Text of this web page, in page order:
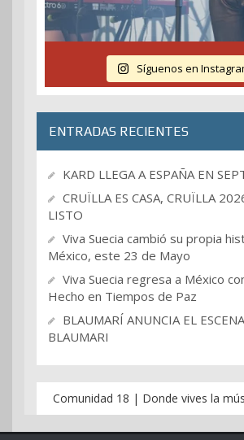
Síguenos en
ENTRADAS RECIENTES
KARD LLEGA A ESPAÑA EN
CRUÏLLA ES CASA, CRUÏLLA
LISTO
Viva Suecia cambió su propia
México, este 23 de Mayo
Viva Suecia regresa a México
Hecho en Tiempos de Paz
BLAUMARÍ ANUNCIA EL
BLAUMARI
Comunidad 18 | Donde vives la